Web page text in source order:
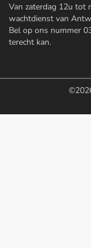
Van zaterdag 12u tot
wachtdienst van
Bel op ons nummer
terecht kan.